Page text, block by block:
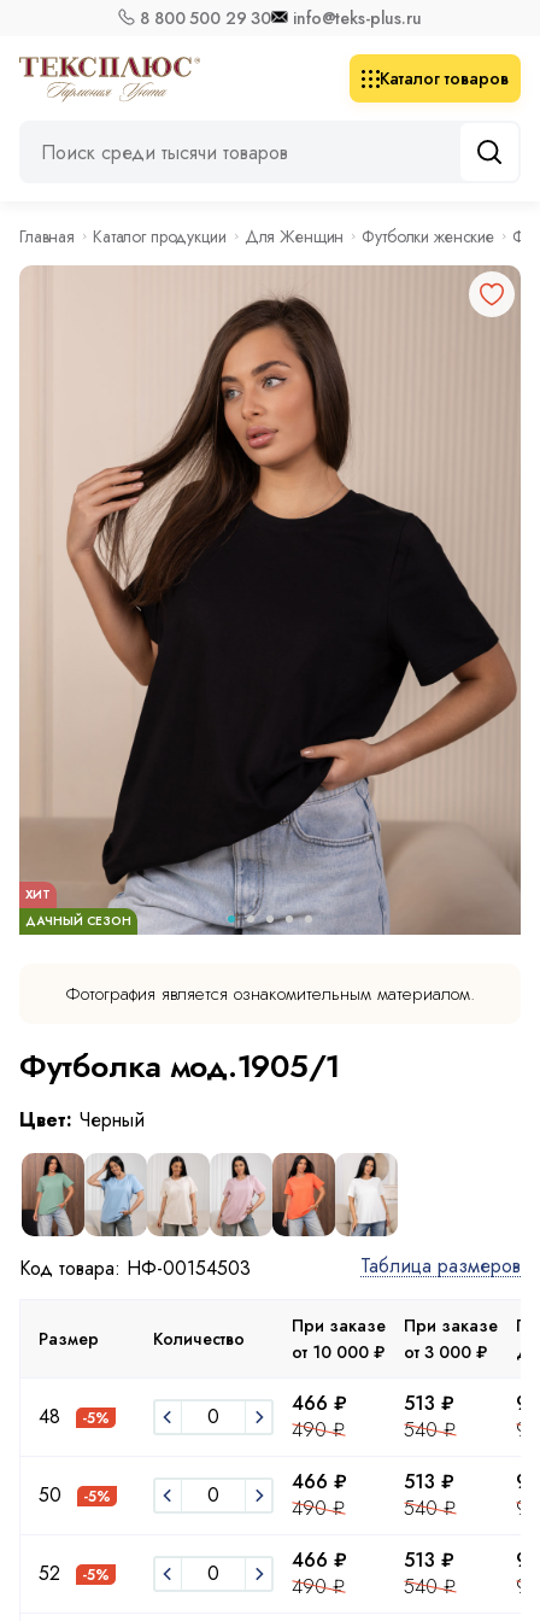
8 800 500 29 30 info@teks-plus.ru
Каталог товаров
Главная Каталог продукции Для Женщин Футболки женские
ДАЧНЫЙ СЕЗОН
ХИТ
Фотография является ознакомительным материалом.
Футболка мод.1905/1
Цвет: Черный
Код товара: НФ-00154503 Таблица размеров
Размер Количество
При заказе
от 10 000 ₽
При заказе
от 3 000 ₽
48 -5%
466 ₽
490 ₽
513 ₽
540 ₽
50 -5%
466 ₽
490 ₽
513 ₽
540 ₽
52 -5%
466 ₽
490 ₽
513 ₽
540 ₽